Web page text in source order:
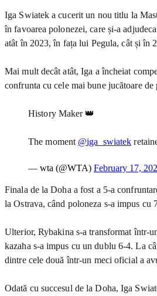
Iga Swiatek a cucerit un nou titlu la
în favoarea polonezei, care și-a
atât în 2023, în fața lui Pegula, cât și în
Mai mult decât atât, Iga a încheiat
confrunta cu cele mai bune jucătoare
History Maker 👑
The moment @iga_swiatek
— wta (@WTA) February 17,
Finala de la Doha a fost a 5-a
la Ostrava, când poloneza s-a impus cu
Ulterior, Rybakina s-a transformat într-
kazaha s-a impus cu un dublu 6-4. La
dintre cele două într-un meci oficial a
Odată cu succesul de la Doha, Iga